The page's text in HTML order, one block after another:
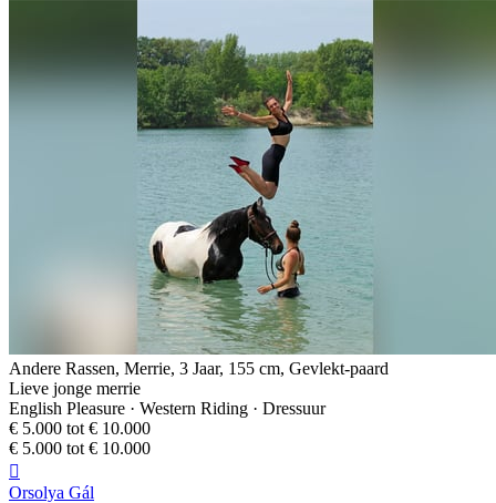
Andere Rassen, Merrie, 3 Jaar, 155 cm, Gevlekt-paard
Lieve jonge merrie
English Pleasure · Western Riding · Dressuur
€ 5.000 tot € 10.000
€ 5.000 tot € 10.000

Orsolya Gál